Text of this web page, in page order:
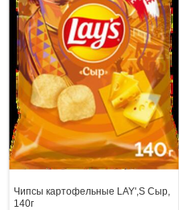
Чипсы картофельные LAY',S Сыр,
140г